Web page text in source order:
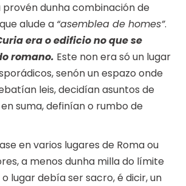
provén dunha combinación de
alude a “asemblea de homes”.
era o edificio no que se
romano. Este non era só un lugar
senón un espazo onde
leis, decidían asuntos de
suma, definían o rumbo de
en varios lugares de Roma ou
a menos dunha milla do límite
lugar debía ser sacro, é dicir, un